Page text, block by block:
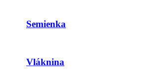
Semienka
Vláknina